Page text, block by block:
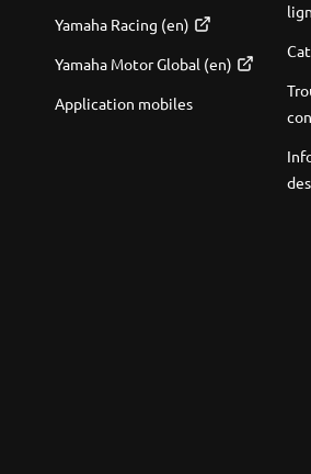
Yamaha Racing (en)
Yamaha Motor Global (en)
Application mobiles